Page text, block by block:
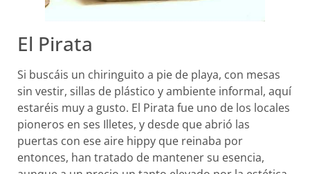
El Pirata
Si buscáis un chiringuito a pie de playa, con mesas
sin vestir, sillas de plástico y ambiente informal, aquí
estaréis muy a gusto. El Pirata fue uno de los locales
pioneros en ses Illetes, y desde que abrió las
puertas con ese aire hippy que reinaba por
entonces, han tratado de mantener su esencia,